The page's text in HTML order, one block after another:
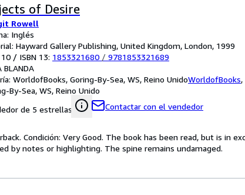
of Desire
Rowell
Inglés
Hayward Gallery Publishing, United Kingdom, London, 1999
10 / ISBN 13: 1853321680 / 9781853321689
BLANDA
WorldofBooks, Goring-By-Sea, WS, Reino UnidoWorldofBooks,
By-Sea, WS, Reino Unido
de 5 estrellas
Contactar con el vendedor
Condición: Very Good. The book has been read, but is in
by notes or highlighting. The spine remains undamaged.